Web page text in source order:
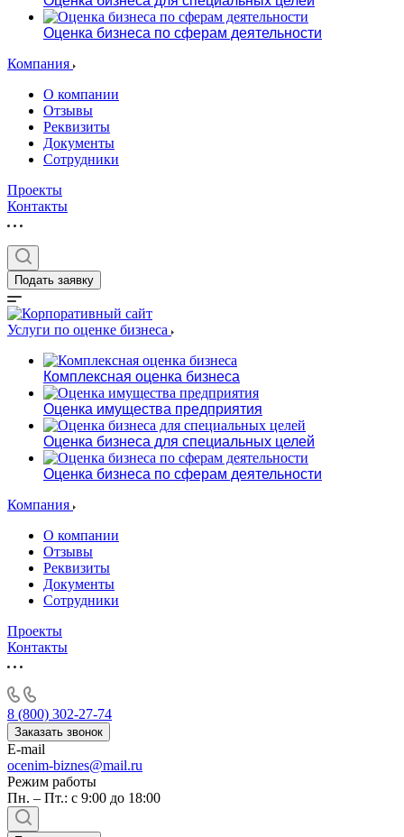
Оценка бизнеса по сферам деятельности
Компания
О компании
Отзывы
Реквизиты
Документы
Сотрудники
Проекты
Контакты
Подать заявку
Услуги по оценке бизнеса
Комплексная оценка бизнеса
Оценка имущества предприятия
Оценка бизнеса для специальных целей
Оценка бизнеса по сферам деятельности
Компания
О компании
Отзывы
Реквизиты
Документы
Сотрудники
Проекты
Контакты
8 (800) 302-27-74
Заказать звонок
E-mail
ocenim-biznes@mail.ru
Режим работы
Пн. – Пт.: с 9:00 до 18:00